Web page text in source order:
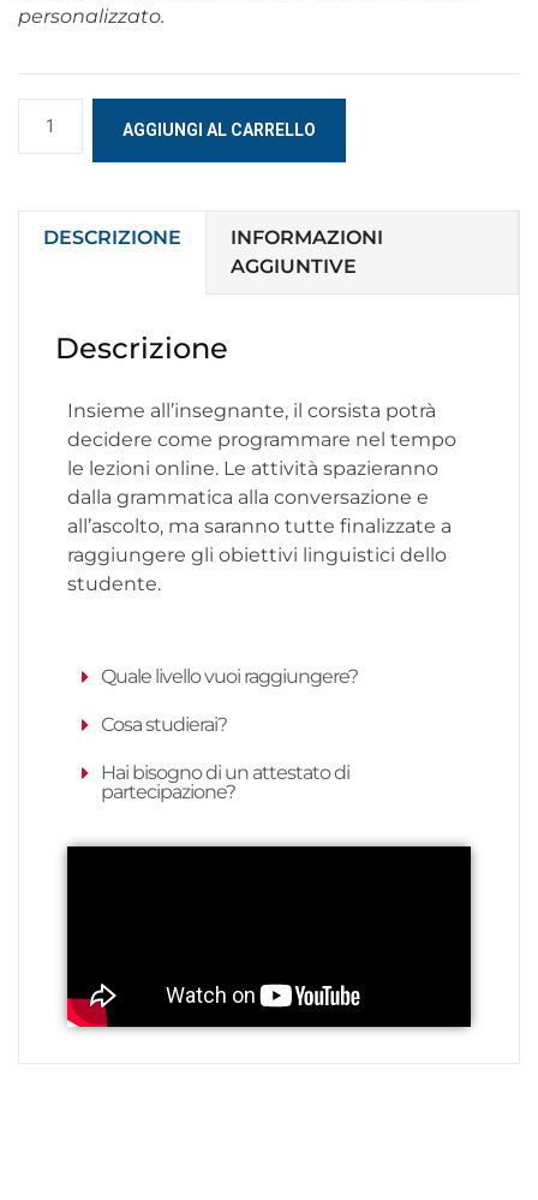
personalizzato.
AGGIUNGI AL CARRELLO
DESCRIZIONE
INFORMAZIONI
AGGIUNTIVE
Descrizione
Insieme all’insegnante, il corsista potrà
decidere come programmare nel tempo
le lezioni online. Le attività spazieranno
dalla grammatica alla conversazione e
all’ascolto, ma saranno tutte finalizzate a
raggiungere gli obiettivi linguistici dello
studente.
Quale livello vuoi raggiungere?
Cosa studierai?
Hai bisogno di un attestato di
partecipazione?